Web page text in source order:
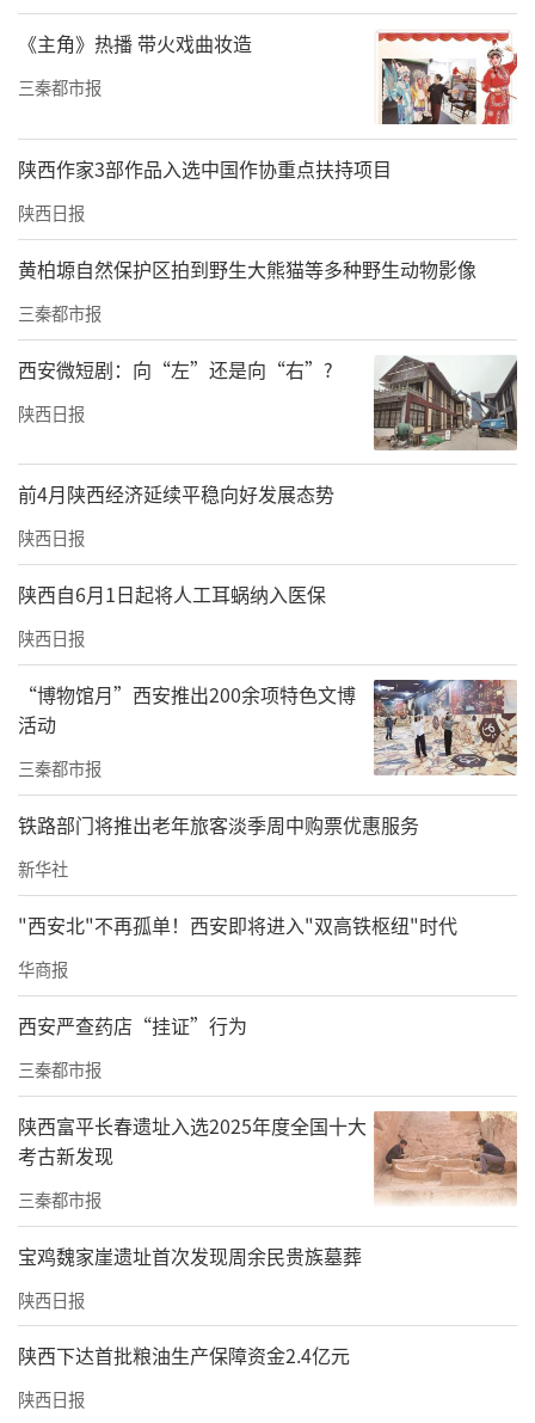
说到水银的来处，不得不提一位奇女子——清。
在秦始皇时期的巴郡地区，也就是今天的重庆
和四川一带，有一个寡妇名叫清，因为经营有
方，她经营的丹砂产业，积累了巨额的财富，
甚至组建了一支武装力量来保卫她的家族。秦
始皇认为这个女子是个贞妇，对她甚是礼遇。
并且在她死后，还建造了一座“怀清台”来纪
念她。
这就是司马迁在《史记•货殖列传》中所
言：“巴寡妇清，其先得丹穴，而擅其利数
世，家亦不訾。清，寡妇也，能守其业，用财
自卫，不见侵犯。秦皇帝以为贞妇而客之，为
那么，秦始皇为什么给寡妇清如此高规格的礼
遇？考古专家认为，秦始皇对这位女性感兴趣
的，不在于她“家亦不訾”的富有，也不在于
她“能守其业”的能耐，更不在于她的姿色。
秦始皇看重的是寡妇清世代经营的丹砂矿业和
她具有远见卓识的奉献精神。
丹砂是什么呢？丹砂，又名朱砂，就是我们现
在所说的硫化汞矿料，是生产水银的原料。巴
渝地区的汞矿储藏非常丰富，占到全国汞矿含
量很大的份额。寡妇清当时拥有今天重庆市南
至贵州省东北部的丹砂矿藏，这里丰厚的矿产
资源不仅使她成为当地的首富，大量的丹砂还
被慷慨地供给秦国，以满足修建秦始皇陵的需
要，因而使得秦帝国皇帝对寡妇清非常敬重。
问题来了，建造陵墓地宫中的江河湖海，水银
的用量很大，仅靠寡妇清一家的矿藏储量，是
否能满足陵墓修建的需要。答案当然是否定
的。
研究人员考证，在陕西旬阳北部的青铜沟一
带，探明的汞储量达到1.74万吨。上世纪50年
代进行矿业普查的时候，在这里发现过历史上
《主角》热播 带火戏曲妆造
三秦都市报
陕西作家3部作品入选中国作协重点扶持项目
陕西日报
黄柏塬自然保护区拍到野生大熊猫等多种野生动物影像
三秦都市报
西安微短剧：向“左”还是向“右”?
陕西日报
前4月陕西经济延续平稳向好发展态势
陕西日报
陕西自6月1日起将人工耳蜗纳入医保
陕西日报
“博物馆月”西安推出200余项特色文博
活动
三秦都市报
铁路部门将推出老年旅客淡季周中购票优惠服务
新华社
"西安北"不再孤单！西安即将进入"双高铁枢纽"时代
华商报
西安严查药店“挂证”行为
三秦都市报
陕西富平长春遗址入选2025年度全国十大
考古新发现
三秦都市报
宝鸡魏家崖遗址首次发现周余民贵族墓葬
陕西日报
陕西下达首批粮油生产保障资金2.4亿元
陕西日报